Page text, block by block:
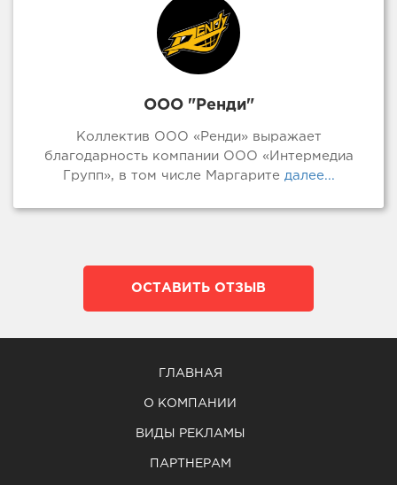
ООО "Ренди"
Коллектив ООО «Ренди» выражает
благодарность компании ООО «Интермедиа
Групп», в том числе Маргарите далее...
ОСТАВИТЬ ОТЗЫВ
ГЛАВНАЯ
О КОМПАНИИ
ВИДЫ РЕКЛАМЫ
ПАРТНЕРАМ